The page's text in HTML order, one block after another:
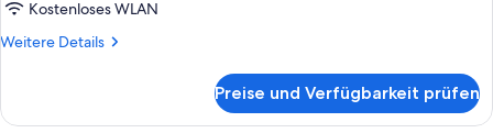
Kostenloses WLAN
Weitere Details
Weitere
Doppelzimmer
Preise und Verfügbarkeit prüfen